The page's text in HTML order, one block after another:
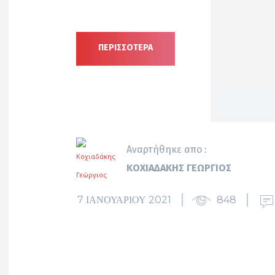
ΠΕΡΙΣΣΟΤΕΡΑ
Αναρτήθηκε απο :
ΚΟΧΙΑΔΆΚΗΣ ΓΕΏΡΓΙΟΣ
7 ΙΑΝΟΥΑΡΊΟΥ 2021 848